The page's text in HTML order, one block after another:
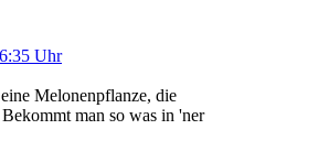
Uhr
Melonenpflanze, die
man so was in 'ner